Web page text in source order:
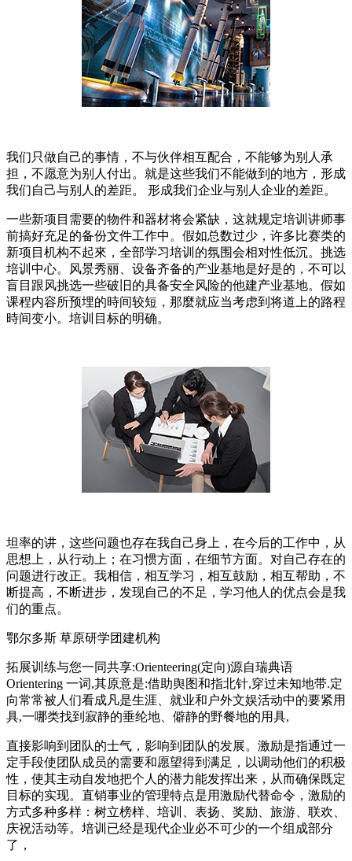
我们只做自己的事情，不与伙伴相互配合，不能够为别人承
担，不愿意为别人付出。就是这些我们不能做到的地方，形成
我们自己与别人的差距。 形成我们企业与别人企业的差距。
一些新项目需要的物件和器材将会紧缺，这就规定培训讲师事
前搞好充足的备份文件工作中。假如总数过少，许多比赛类的
新项目机构不起來，全部学习培训的氛围会相对性低沉。挑选
培训中心。风景秀丽、设备齐备的产业基地是好是的，不可以
盲目跟风挑选一些破旧的具备安全风险的他建产业基地。假如
课程内容所预埋的時间较短，那麼就应当考虑到将道上的路程
時间变小。培训目标的明确。
坦率的讲，这些问题也存在我自己身上，在今后的工作中，从
思想上，从行动上；在习惯方面，在细节方面。对自己存在的
问题进行改正。我相信，相互学习，相互鼓励，相互帮助，不
断提高，不断进步，发现自己的不足，学习他人的优点会是我
们的重点。
鄂尔多斯 草原研学团建机构
拓展训练与您一同共享:Orienteering(定向)源自瑞典语
Orientering 一词,其原意是:借助舆图和指北针,穿过未知地带.定
向常常被人们看成凡是生涯、就业和户外文娱活动中的要紧用
具,一哪类找到寂静的垂纶地、僻静的野餐地的用具,
直接影响到团队的士气，影响到团队的发展。激励是指通过一
定手段使团队成员的需要和愿望得到满足，以调动他们的积极
性，使其主动自发地把个人的潜力能发挥出来，从而确保既定
目标的实现。直销事业的管理特点是用激励代替命令，激励的
方式多种多样：树立榜样、培训、表扬、奖励、旅游、联欢、
庆祝活动等。培训已经是现代企业必不可少的一个组成部分
了，